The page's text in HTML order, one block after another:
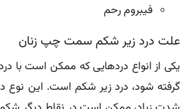
فیبروم رحم
علت درد زیر شکم سمت چپ زنان
یکی از انواع دردهایی که ممکن است
گرفته شود، درد زیر شکم است. این نوع